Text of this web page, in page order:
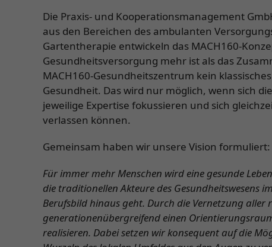
Die Praxis- und Kooperationsmanagement
aus den Bereichen des ambulanten
Gartentherapie entwickeln das MACH160-
Gesundheitsversorgung mehr ist als das
MACH160-Gesundheitszentrum kein
Gesundheit. Das wird nur möglich, wenn sich
jeweilige Expertise fokussieren und sich
verlassen können.
Gemeinsam haben wir unsere Vision formuliert:
Für immer mehr Menschen wird eine gesunde
die traditionellen Akteure des Gesundheitswesens
Berufsbild hinaus geht. Durch die Vernetzung aller
generationenübergreifend einen
realisieren. Dabei setzen wir konsequent auf die